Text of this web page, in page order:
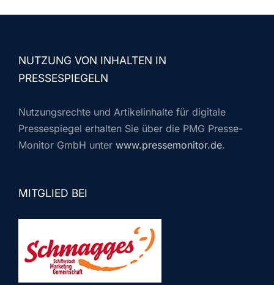
NUTZUNG VON INHALTEN IN
PRESSESPIEGELN
Nutzungsrechte und Artikelinhalte für digitale
Pressespiegel erhalten Sie über die PMG Presse-
Monitor GmbH unter www.pressemonitor.de.
MITGLIED BEI